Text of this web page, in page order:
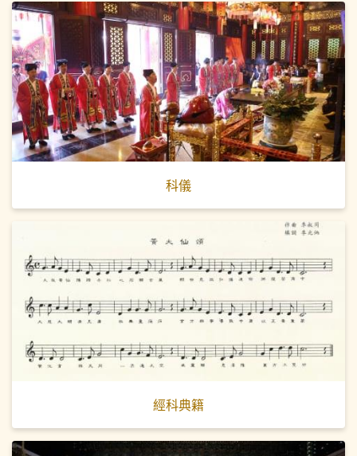
科儀
經科典籍